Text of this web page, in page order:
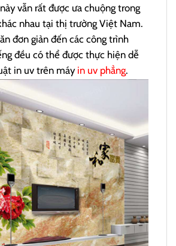
vẫn rất được ưa chuộng trong
nhau tại thị trường Việt Nam.
đơn giản đến các công trình
đều có thể được thực hiện dễ
in uv trên máy in uv phẳng.